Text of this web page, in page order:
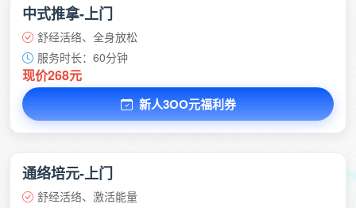
中式推拿-上门
舒经活络、全身放松
服务时长：60分钟
现价268元
新人3OO元福利券
通络培元-上门
舒经活络、激活能量